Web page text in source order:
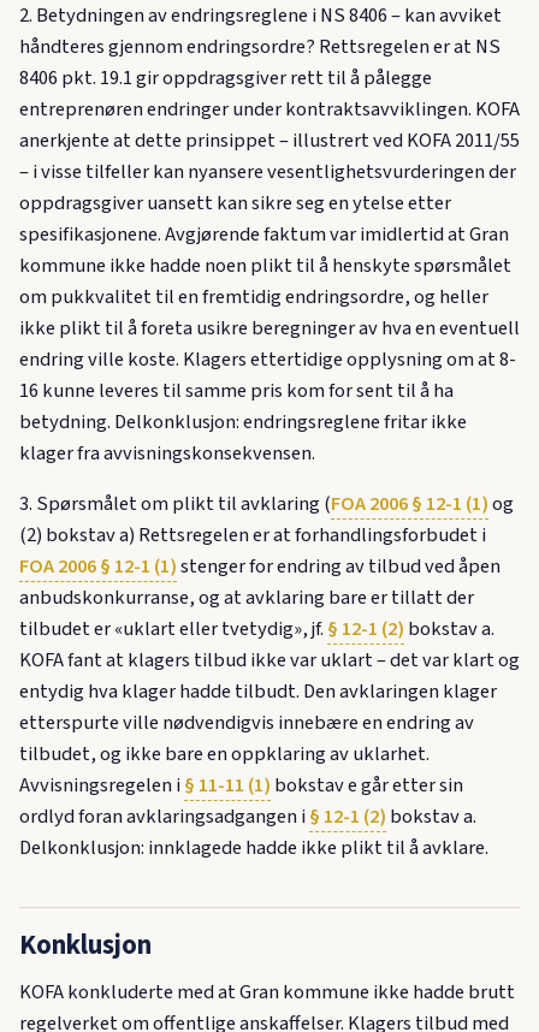
2. Betydningen av endringsreglene i NS 8406 – kan avviket
håndteres gjennom endringsordre? Rettsregelen er at NS
8406 pkt. 19.1 gir oppdragsgiver rett til å pålegge
entreprenøren endringer under kontraktsavviklingen. KOFA
anerkjente at dette prinsippet – illustrert ved KOFA 2011/55
– i visse tilfeller kan nyansere vesentlighetsvurderingen der
oppdragsgiver uansett kan sikre seg en ytelse etter
spesifikasjonene. Avgjørende faktum var imidlertid at Gran
kommune ikke hadde noen plikt til å henskyte spørsmålet
om pukkvalitet til en fremtidig endringsordre, og heller
ikke plikt til å foreta usikre beregninger av hva en eventuell
endring ville koste. Klagers ettertidige opplysning om at 8-
16 kunne leveres til samme pris kom for sent til å ha
betydning. Delkonklusjon: endringsreglene fritar ikke
klager fra avvisningskonsekvensen.
3. Spørsmålet om plikt til avklaring (FOA 2006 § 12-1 (1)og
(2) bokstav a) Rettsregelen er at forhandlingsforbudet i
FOA 2006 § 12-1 (1)stenger for endring av tilbud ved åpen
anbudskonkurranse, og at avklaring bare er tillatt der
tilbudet er «uklart eller tvetydig», jf. § 12-1 (2) bokstav a.
KOFA fant at klagers tilbud ikke var uklart – det var klart og
entydig hva klager hadde tilbudt. Den avklaringen klager
etterspurte ville nødvendigvis innebære en endring av
tilbudet, og ikke bare en oppklaring av uklarhet.
Avvisningsregelen i§ 11-11 (1) bokstav e går etter sin
ordlyd foran avklaringsadgangen i§ 12-1 (2) bokstav a.
Delkonklusjon: innklagede hadde ikke plikt til å avklare.
Konklusjon
KOFA konkluderte med at Gran kommune ikke hadde brutt
regelverket om offentlige anskaffelser. Klagers tilbud med